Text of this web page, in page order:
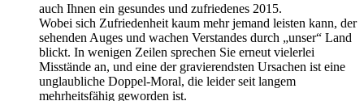
auch Ihnen ein gesundes und zufriedenes 2015.
Wobei sich Zufriedenheit kaum mehr jemand leisten kann, der
sehenden Auges und wachen Verstandes durch „unser“ Land
blickt. In wenigen Zeilen sprechen Sie erneut vielerlei
Misstände an, und eine der gravierendsten Ursachen ist eine
unglaubliche Doppel-Moral, die leider seit langem
mehrheitsfähig geworden ist.